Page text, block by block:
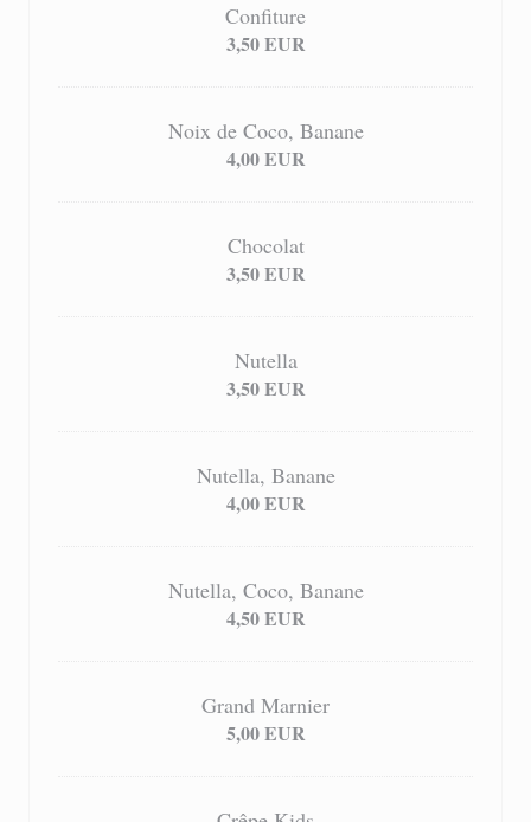
Confiture
3,50 EUR
Noix de Coco, Banane
4,00 EUR
Chocolat
3,50 EUR
Nutella
3,50 EUR
Nutella, Banane
4,00 EUR
Nutella, Coco, Banane
4,50 EUR
Grand Marnier
5,00 EUR